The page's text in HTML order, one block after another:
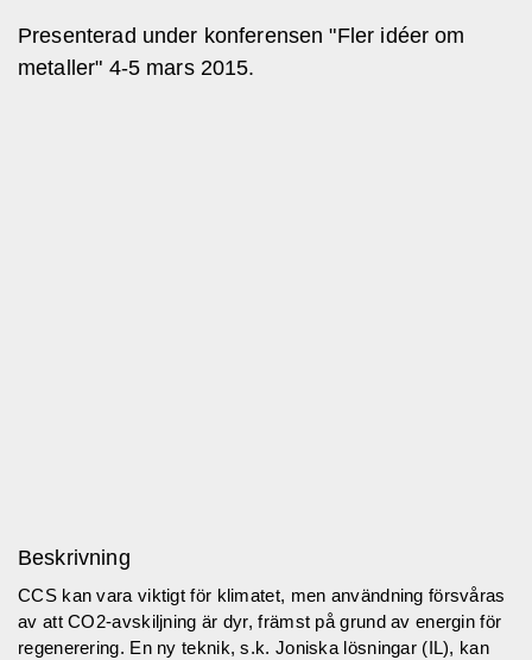
Presenterad under konferensen "Fler idéer om
metaller" 4-5 mars 2015.
Beskrivning
CCS kan vara viktigt för klimatet, men användning försvåras
av att CO2-avskiljning är dyr, främst på grund av energin för
regenerering. En ny teknik, s.k. Joniska lösningar (IL), kan